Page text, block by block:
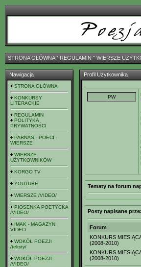
STRONA GŁÓWNAˇ REGULAMIN ˇ WIERSZE
Nawigacja
STRONA GŁÓWNA
KONKURSY
LITERACKIE
REGULAMIN
POLITYKA
PRYWATNOŚCI
PARNAS - POECI -
WIERSZE
WIERSZE
UŻYTKOWNIKÓW
KORGO TV
YOUTUBE
WIERSZE /VIDEO/
PIOSENKA POETYCKA
/VIDEO/
IMAK - MAGAZYN
VIDEO
WOKÓŁ POEZJI
/teksty/
WOKÓŁ POEZJI
/VIDEO/
Profil Użytkownika
Tematy na forum
Posty napisane
Forum
KONKURS
(2008-2010)
KONKURS
(2008-2010)